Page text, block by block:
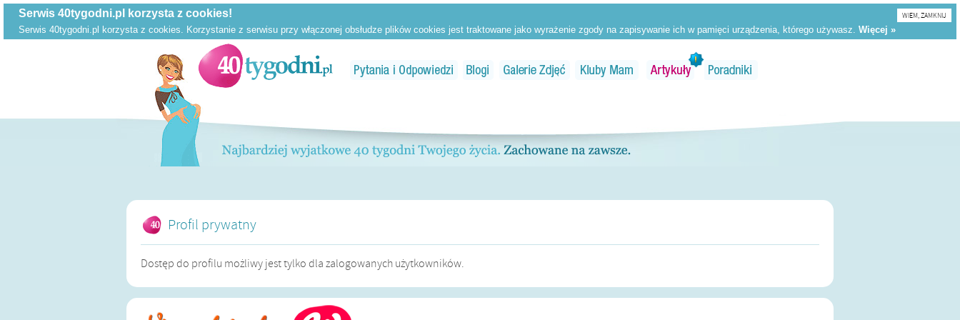
WIEM, ZAMKNIJ
Profil prywatny
Dostęp do profilu możliwy jest tylko dla zalogowanych użytkowników.